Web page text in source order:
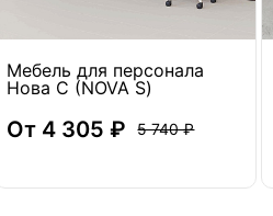
Мебель для персонала
Нова С (NOVA S)
От 4 305 ₽ 5 740 ₽